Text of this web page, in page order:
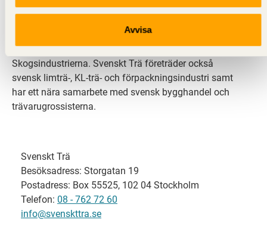
Avvisa
inspirera, utbilda och driva teknisk utveckling.
Svenskt Trä representerar svensk sågverksindustri
och är en del av branschorganisationen
Skogsindustrierna. Svenskt Trä företräder också
svensk limträ-, KL-trä- och förpackningsindustri samt
har ett nära samarbete med svensk bygghandel och
trävarugrossisterna.
Svenskt Trä
Besöksadress: Storgatan 19
Postadress: Box 55525, 102 04 Stockholm
Telefon: 08 - 762 72 60
info@svenskttra.se